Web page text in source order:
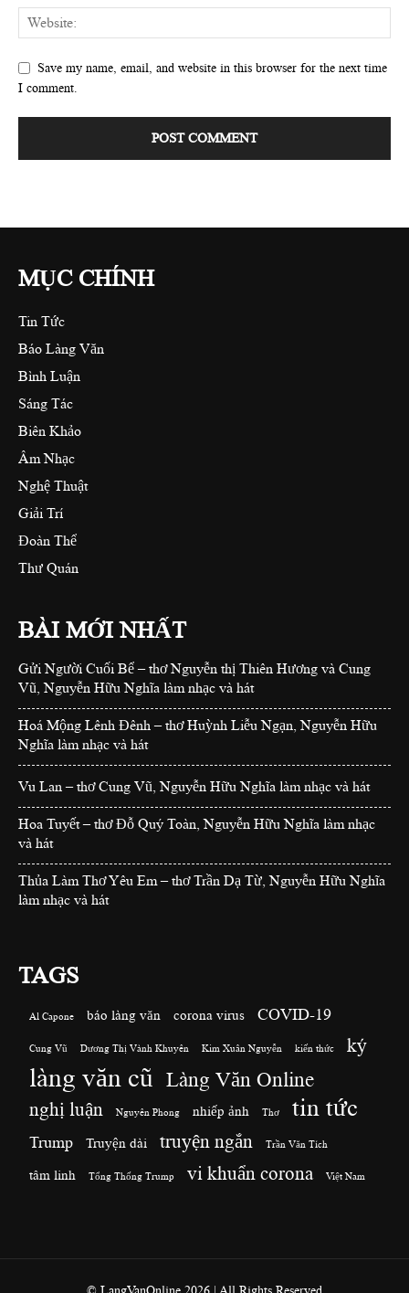
Save my name, email, and website in this browser for the next time
I comment.
MỤC CHÍNH
Tin Tức
Báo Làng Văn
Bình Luận
Sáng Tác
Biên Khảo
Âm Nhạc
Nghệ Thuật
Giải Trí
Đoàn Thể
Thư Quán
BÀI MỚI NHẤT
Gửi Người Cuối Bể – thơ Nguyễn thị Thiên Hương và Cung
Vũ, Nguyễn Hữu Nghĩa làm nhạc và hát
Hoá Mộng Lênh Đênh – thơ Huỳnh Liễu Ngạn, Nguyễn Hữu
Nghĩa làm nhạc và hát
Vu Lan – thơ Cung Vũ, Nguyễn Hữu Nghĩa làm nhạc và hát
Hoa Tuyết – thơ Đỗ Quý Toàn, Nguyễn Hữu Nghĩa làm nhạc
và hát
Thủa Làm Thơ Yêu Em – thơ Trần Dạ Từ, Nguyễn Hữu Nghĩa
làm nhạc và hát
TAGS
Al Capone báo làng văn corona virus COVID-19
Cung Vũ Dương Thị Vành Khuyên Kim Xuân Nguyễn kiến thức ký
làng văn cũ Làng Văn Online
nghị luận Nguyên Phong nhiếp ảnh Thơ tin tức
Trump Truyện dài truyện ngắn Trần Văn Tích
tâm linh Tổng Thống Trump vi khuẩn corona Việt Nam